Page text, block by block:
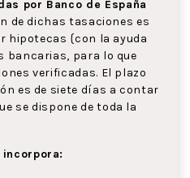
por Banco de España
de dichas tasaciones es
hipotecas {con la ayuda
bancarias, para lo que
verificadas. El plazo
es de siete días a contar
se dispone de toda la